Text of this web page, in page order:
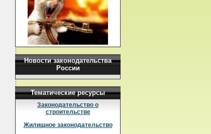
Новости законодательства
России
Тематические ресурсы
Законодательство о
строительстве
Жилищное законодательство